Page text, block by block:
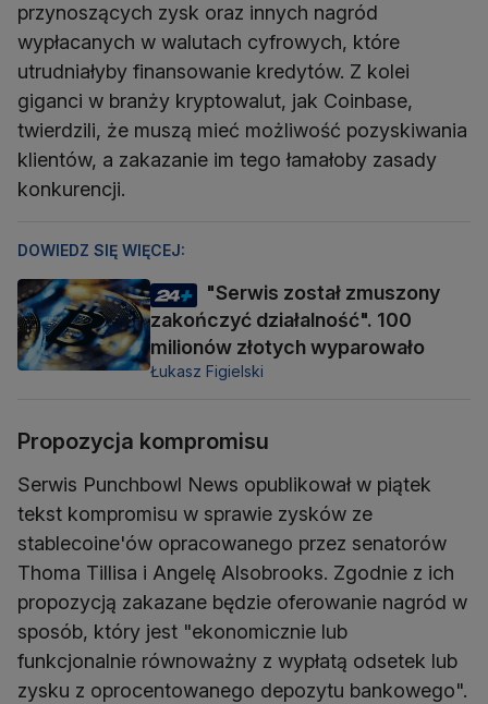
przynoszących zysk oraz innych nagród
wypłacanych w walutach cyfrowych, które
utrudniałyby finansowanie kredytów. Z kolei
giganci w branży kryptowalut, jak Coinbase,
twierdzili, że muszą mieć możliwość pozyskiwania
klientów, a zakazanie im tego łamałoby zasady
konkurencji.
DOWIEDZ SIĘ WIĘCEJ:
"Serwis został zmuszony
zakończyć działalność". 100
milionów złotych wyparowało
Łukasz Figielski
Propozycja kompromisu
Serwis Punchbowl News opublikował w piątek
tekst kompromisu w sprawie zysków ze
stablecoine'ów opracowanego przez senatorów
Thoma Tillisa i Angelę Alsobrooks. Zgodnie z ich
propozycją zakazane będzie oferowanie nagród w
sposób, który jest "ekonomicznie lub
funkcjonalnie równoważny z wypłatą odsetek lub
zysku z oprocentowanego depozytu bankowego".